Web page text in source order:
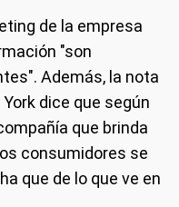
de la empresa
"son
Además, la nota
dice que según
que brinda
consumidores se
que de lo que ve en